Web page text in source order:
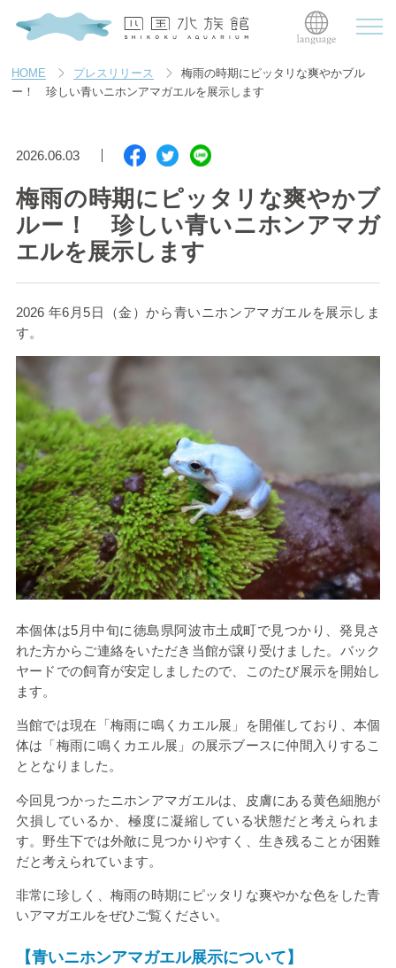
HOME プレスリリース
梅雨の時期にピッタリな爽やかブル
ー！ 珍しい青いニホンアマガエルを展示します
2026.06.03
梅雨の時期にピッタリな爽やかブ
ルー！ 珍しい青いニホンアマガ
エルを展示します
2026 年6月5日（金）から青いニホンアマガエルを展示しま
す。
本個体は5月中旬に徳島県阿波市土成町で見つかり、発見さ
れた方からご連絡をいただき当館が譲り受けました。バック
ヤードでの飼育が安定しましたので、このたび展示を開始し
ます。
当館では現在「梅雨に鳴くカエル展」を開催しており、本個
体は「梅雨に鳴くカエル展」の展示ブースに仲間入りするこ
ととなりました。
今回見つかったニホンアマガエルは、皮膚にある黄色細胞が
欠損しているか、極度に凝縮している状態だと考えられま
す。野生下では外敵に見つかりやすく、生き残ることが困難
だと考えられています。
非常に珍しく、梅雨の時期にピッタリな爽やかな色をした青
いアマガエルをぜひご覧ください。
【青いニホンアマガエル展示について】